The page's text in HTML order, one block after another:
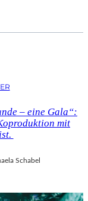
– eine Gala“:
mit
Schabel